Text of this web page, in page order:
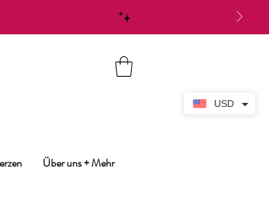
Über uns + Mehr
USD